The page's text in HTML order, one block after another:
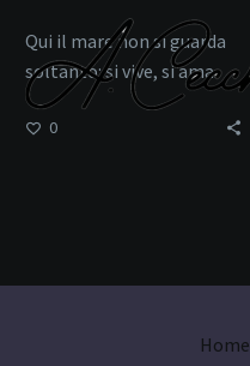
Home
Qui il mare non si guarda
soltanto: si vive, si ama.
0